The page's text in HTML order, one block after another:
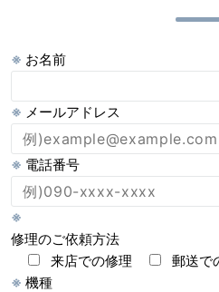
※ お名前
※ メールアドレス
※ 電話番号
※
修理のご依頼方法
来店での修理
郵送で
※ 機種